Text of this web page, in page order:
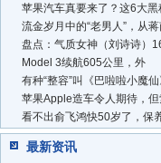
苹果汽车真要来了？这6大黑
流金岁月中的“老男人”，从
盘点：气质女神（刘诗诗）
Model 3续航605公里，外
有种“整容”叫《巴啦啦小魔
苹果Apple造车令人期待，
看不出俞飞鸿快50岁了，保
最新资讯